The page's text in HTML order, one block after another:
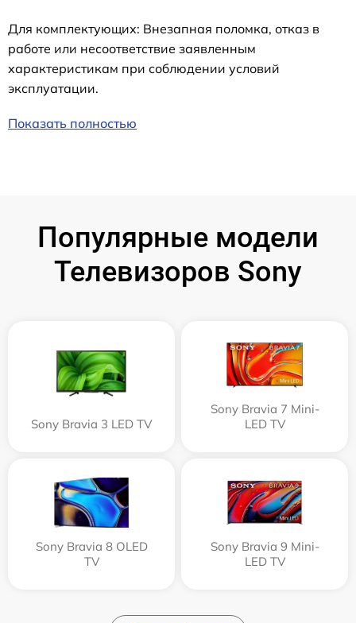
Для комплектующих: Внезапная поломка, отказ в
работе или несоответствие заявленным
характеристикам при соблюдении условий
эксплуатации.
Показать полностью
Популярные модели
Телевизоров Sony
Sony Bravia 3 LED TV
Sony Bravia 7 Mini-
LED TV
Sony Bravia 8 OLED
TV
Sony Bravia 9 Mini-
LED TV